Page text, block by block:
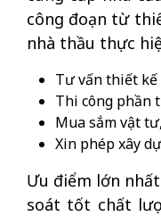
công đoạn từ
nhà thầu thực
Tư vấn thiết
Thi công phần
Mua sắm vật
Xin phép xây
Ưu điểm lớn
soát tốt chất